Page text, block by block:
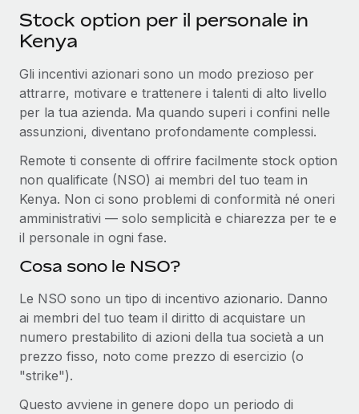
Stock option per il personale in
Kenya
Gli incentivi azionari sono un modo prezioso per
attrarre, motivare e trattenere i talenti di alto livello
per la tua azienda. Ma quando superi i confini nelle
assunzioni, diventano profondamente complessi.
Remote ti consente di offrire facilmente stock option
non qualificate (NSO) ai membri del tuo team in
Kenya. Non ci sono problemi di conformità né oneri
amministrativi — solo semplicità e chiarezza per te e
il personale in ogni fase.
Cosa sono le NSO?
Le NSO sono un tipo di incentivo azionario. Danno
ai membri del tuo team il diritto di acquistare un
numero prestabilito di azioni della tua società a un
prezzo fisso, noto come prezzo di esercizio (o
"strike").
Questo avviene in genere dopo un periodo di